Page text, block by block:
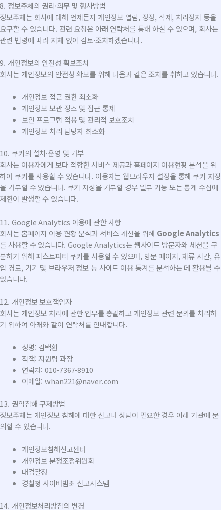
8. 정보주체의 권리·의무 및 행사방법
정보주체는 회사에 대해 언제든지 개인정보 열람, 정정, 삭제, 처리정지 등을
요구할 수 있습니다. 관련 요청은 아래 연락처를 통해 하실 수 있으며, 회사는
관련 법령에 따라 지체 없이 검토·조치하겠습니다.
9. 개인정보의 안전성 확보조치
회사는 개인정보의 안전성 확보를 위해 다음과 같은 조치를 취하고 있습니다.
개인정보 접근 권한 최소화
개인정보 보관 장소 및 접근 통제
보안 프로그램 적용 및 관리적 보호조치
개인정보 처리 담당자 최소화
10. 쿠키의 설치·운영 및 거부
회사는 이용자에게 보다 적합한 서비스 제공과 홈페이지 이용현황 분석을 위
하여 쿠키를 사용할 수 있습니다. 이용자는 웹브라우저 설정을 통해 쿠키 저장
을 거부할 수 있습니다. 쿠키 저장을 거부할 경우 일부 기능 또는 통계 수집에
제한이 발생할 수 있습니다.
11. Google Analytics 이용에 관한 사항
회사는 홈페이지 이용 현황 분석과 서비스 개선을 위해 Google Analytics
를 사용할 수 있습니다. Google Analytics는 웹사이트 방문자와 세션을 구
분하기 위해 퍼스트파티 쿠키를 사용할 수 있으며, 방문 페이지, 체류 시간, 유
입 경로, 기기 및 브라우저 정보 등 사이트 이용 통계를 분석하는 데 활용될 수
있습니다.
12. 개인정보 보호책임자
회사는 개인정보 처리에 관한 업무를 총괄하고 개인정보 관련 문의를 처리하
기 위하여 아래와 같이 연락처를 안내합니다.
성명: 김택환
직책: 지원팀 과장
연락처: 010-7367-8910
이메일: whan221@naver.com
13. 권익침해 구제방법
정보주체는 개인정보 침해에 대한 신고나 상담이 필요한 경우 아래 기관에 문
의할 수 있습니다.
개인정보침해신고센터
개인정보 분쟁조정위원회
대검찰청
경찰청 사이버범죄 신고시스템
14. 개인정보처리방침의 변경